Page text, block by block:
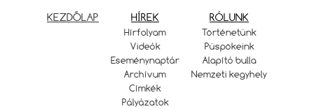
KEZDŐLAP HÍREK
Hírfolyam
Videók
Eseménynaptár
Archívum
Címkék
Pályázatok
RÓLUNK
Történetünk
Püspökeink
Alapító bulla
Nemzeti kegyhely